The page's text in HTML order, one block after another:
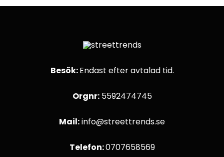
Besök:Endast efter avtalad tid.
Orgnr:5592474745
Mail:info@streettrends.se
Telefon:0707658569